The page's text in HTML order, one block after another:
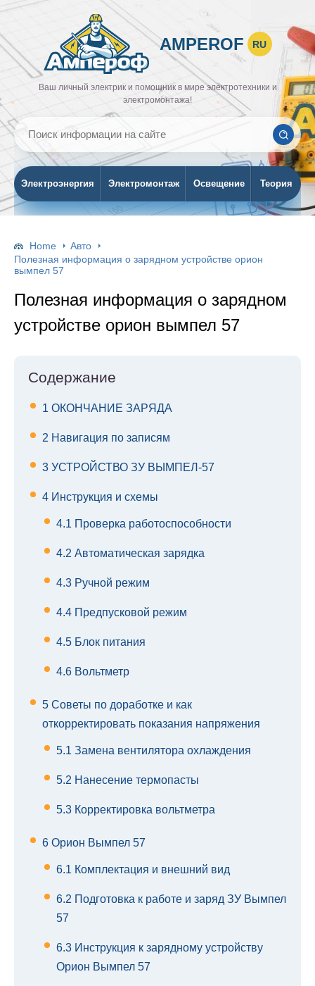
AMPEROF RU
Ваш личный электрик и помощник в мире электротехники и
электромонтажа!
Электроэнергия Электромонтаж Освещение Теория
Home
Авто
Полезная информация о зарядном устройстве орион
вымпел 57
Полезная информация о зарядном
устройстве орион вымпел 57
Содержание
1 ОКОНЧАНИЕ ЗАРЯДА
2 Навигация по записям
3 УСТРОЙСТВО ЗУ ВЫМПЕЛ-57
4 Инструкция и схемы
4.1 Проверка работоспособности
4.2 Автоматическая зарядка
4.3 Ручной режим
4.4 Предпусковой режим
4.5 Блок питания
4.6 Вольтметр
5 Советы по доработке и как
откорректировать показания напряжения
5.1 Замена вентилятора охлаждения
5.2 Нанесение термопасты
5.3 Корректировка вольтметра
6 Орион Вымпел 57
6.1 Комплектация и внешний вид
6.2 Подготовка к работе и заряд ЗУ Вымпел
57
6.3 Инструкция к зарядному устройству
Орион Вымпел 57